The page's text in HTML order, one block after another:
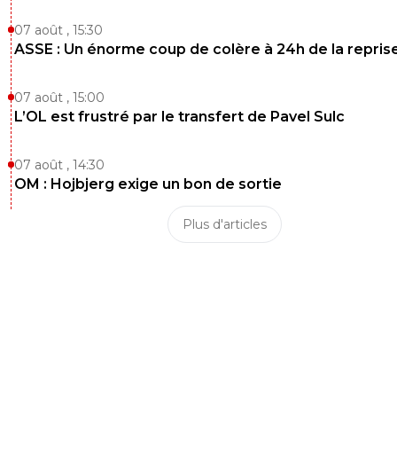
07 août , 15:30
ASSE : Un énorme coup de colère à 24h de la
07 août , 15:00
L’OL est frustré par le transfert de Pavel Sulc
07 août , 14:30
OM : Hojbjerg exige un bon de sortie
Plus d'articles